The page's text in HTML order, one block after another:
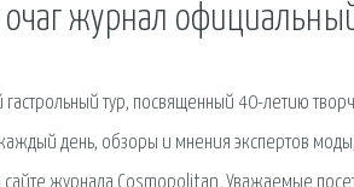
журнал
гастрольный тур, посвященный 40-летию
день, обзоры и мнения экспертов
сайте журнала Cosmopolitan. Уважаемые